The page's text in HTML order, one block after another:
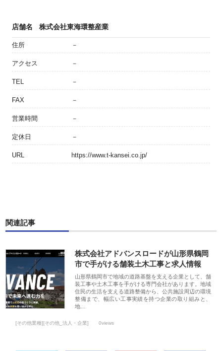
店舗名 株式会社東海環整産業
住所 －
アクセス －
TEL －
FAX －
営業時間 －
定休日 －
URL https://www.t-kansei.co.jp/
関連記事
株式会社アドバンスロードが山形県鶴岡
市で手がける舗装土木工事と求人情報
山形県鶴岡市で地域の道路基盤を支える企業として、舗
装工事や土木工事を手がける専門会社があります。地域
住民の生活を支える道路整備から、公共施設周辺の環境
整備まで、幅広い工事実績を持つ企業の取り組みと、
地…
[その他業種][その他_法人・企業] 0views